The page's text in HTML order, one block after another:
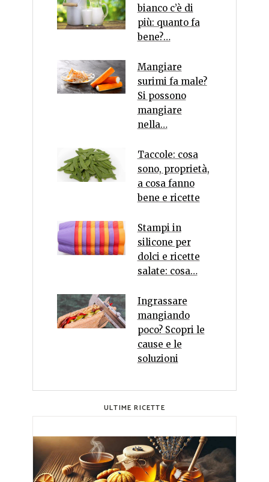
bianco c’è di
più: quanto fa
bene?…
Mangiare
surimi fa male?
Si possono
mangiare
nella…
Taccole: cosa
sono, proprietà,
a cosa fanno
bene e ricette
Stampi in
silicone per
dolci e ricette
salate: cosa…
Ingrassare
mangiando
poco? Scopri le
cause e le
soluzioni
ULTIME RICETTE